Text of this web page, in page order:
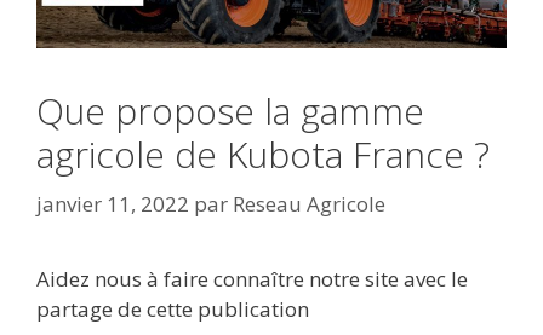
Que propose la gamme
agricole de Kubota France ?
janvier 11, 2022 par Reseau Agricole
Aidez nous à faire connaître notre site avec le
partage de cette publication